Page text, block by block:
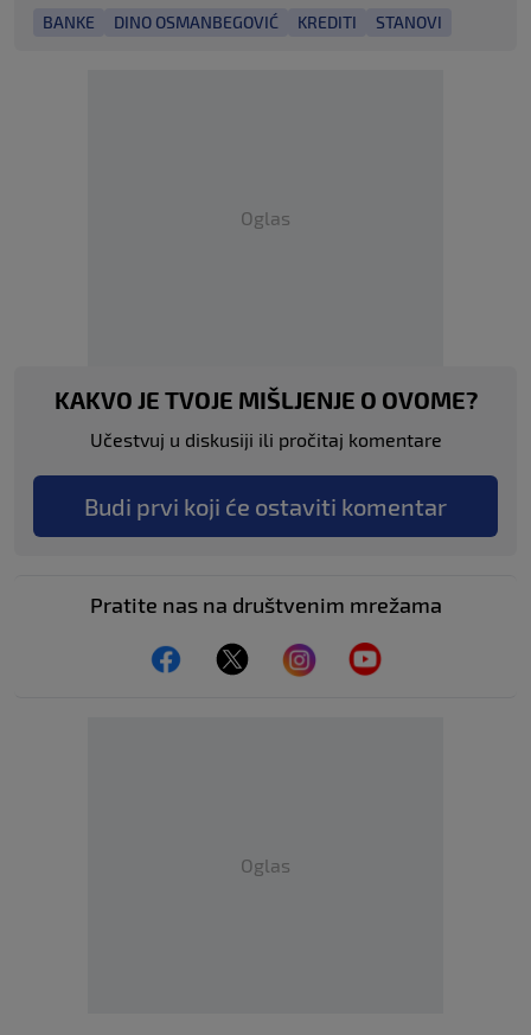
BANKE DINO OSMANBEGOVIĆ KREDITI STANOVI
Oglas
KAKVO JE TVOJE MIŠLJENJE O OVOME?
Učestvuj u diskusiji ili pročitaj komentare
Budi prvi koji će ostaviti komentar
Pratite nas na društvenim mrežama
Oglas